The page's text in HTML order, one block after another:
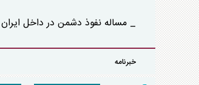
_ مساله نفوذ دشمن در داخل
خبرنامه